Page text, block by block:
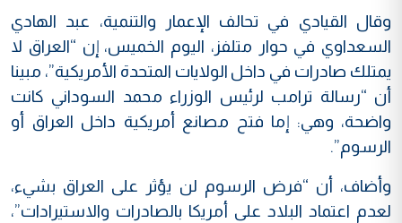
وقال القيادي في تحالف الإعمار والتنمية، عبد الهادي
السعداوي في حوار متلفز، اليوم الخميس، إن “العراق لا
يمتلك صادرات في داخل الولايات المتحدة الأمريكية”، مبينا
أن “رسالة ترامب لرئيس الوزراء محمد السوداني كانت
واضحة، وهي: إما فتح مصانع أمريكية داخل العراق أو
الرسوم”.
وأضاف، أن “فرض الرسوم لن يؤثر على العراق بشيء،
لعدم اعتماد البلاد على أمريكا بالصادرات والاستيرادات”،